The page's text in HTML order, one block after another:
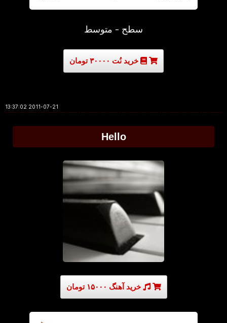
سطح - متوسط
خرید نُت ۳۰۰۰۰ تومان
2011-07-21 13:37:02
Hello
خرید آهنگ ۱۵۰۰۰ تومان